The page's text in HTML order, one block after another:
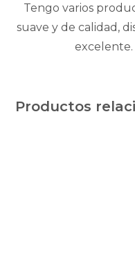
Tengo varios
suave y de calidad,
excelente.
Productos